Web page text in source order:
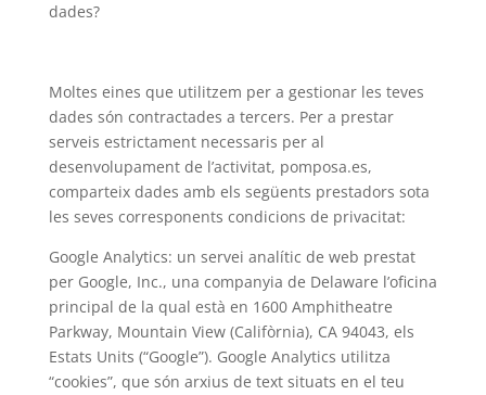
dades?
Moltes eines que utilitzem per a gestionar les teves
dades són contractades a tercers. Per a prestar
serveis estrictament necessaris per al
desenvolupament de l’activitat, pomposa.es,
comparteix dades amb els següents prestadors sota
les seves corresponents condicions de privacitat:
Google Analytics: un servei analític de web prestat
per Google, Inc., una companyia de Delaware l’oficina
principal de la qual està en 1600 Amphitheatre
Parkway, Mountain View (Califòrnia), CA 94043, els
Estats Units (“Google”). Google Analytics utilitza
“cookies”, que són arxius de text situats en el teu